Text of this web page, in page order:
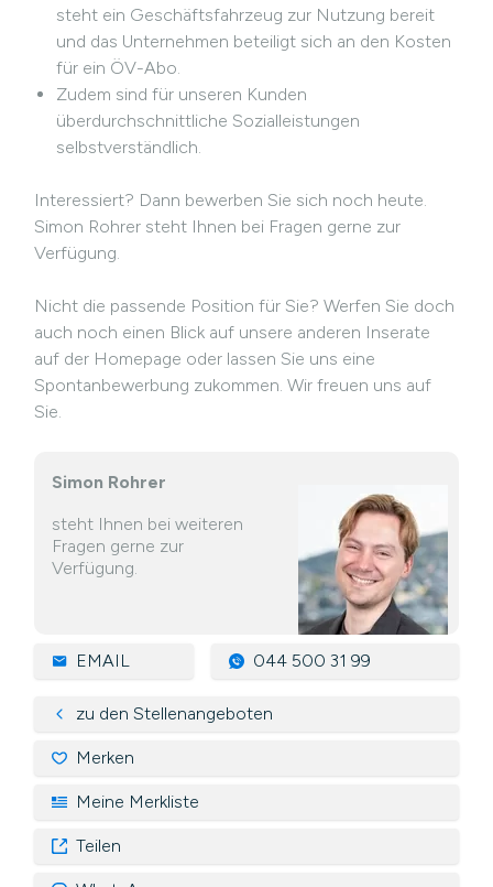
steht ein Geschäftsfahrzeug zur Nutzung bereit
und das Unternehmen beteiligt sich an den Kosten
für ein ÖV-Abo.
Zudem sind für unseren Kunden
überdurchschnittliche Sozialleistungen
selbstverständlich.
Interessiert? Dann bewerben Sie sich noch heute.
Simon Rohrer steht Ihnen bei Fragen gerne zur
Verfügung.
Nicht die passende Position für Sie? Werfen Sie doch
auch noch einen Blick auf unsere anderen Inserate
auf der Homepage oder lassen Sie uns eine
Spontanbewerbung zukommen. Wir freuen uns auf
Sie.
Simon Rohrer
steht Ihnen bei weiteren
Fragen gerne zur
Verfügung.
EMAIL 044 500 31 99
zu den Stellenangeboten
Merken
Meine Merkliste
Teilen